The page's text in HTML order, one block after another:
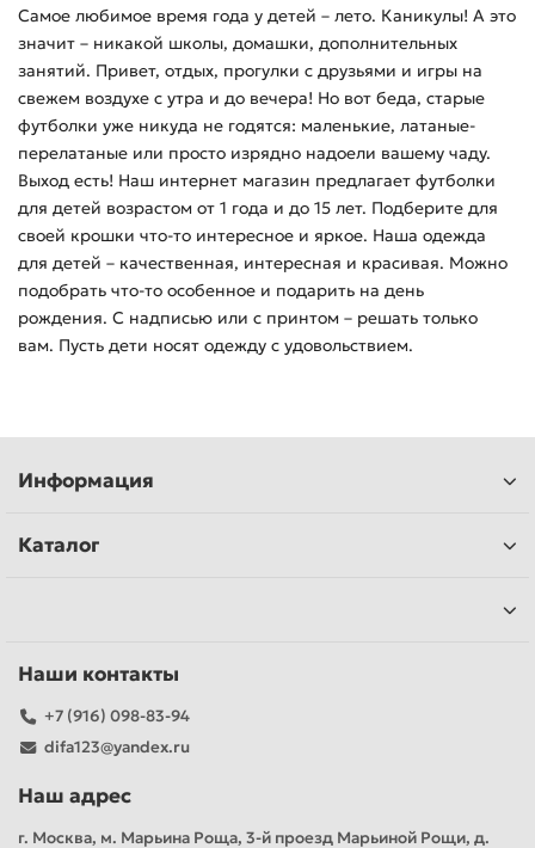
Самое любимое время года у детей – лето. Каникулы! А это
значит – никакой школы, домашки, дополнительных
занятий. Привет, отдых, прогулки с друзьями и игры на
свежем воздухе с утра и до вечера! Но вот беда, старые
футболки уже никуда не годятся: маленькие, латаные-
перелатаные или просто изрядно надоели вашему чаду.
Выход есть! Наш интернет магазин предлагает футболки
для детей возрастом от 1 года и до 15 лет. Подберите для
своей крошки что-то интересное и яркое. Наша одежда
для детей – качественная, интересная и красивая. Можно
подобрать что-то особенное и подарить на день
рождения. С надписью или с принтом – решать только
вам. Пусть дети носят одежду с удовольствием.
Информация
Каталог
Наши контакты
+7 (916) 098-83-94
difa123@yandex.ru
Наш адрес
г. Москва, м. Марьина Роща, 3-й проезд Марьиной Рощи, д.